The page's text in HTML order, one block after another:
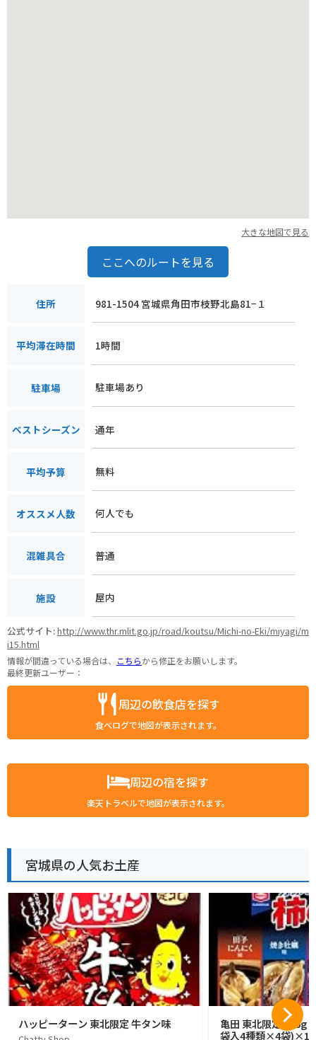
大きな地図で見る
ここへのルートを見る
住所 981-1504 宮城県角田市枝野北島81−１
平均滞在時間 1時間
駐車場 駐車場あり
ベストシーズン 通年
平均予算 無料
オススメ人数 何人でも
混雑具合 普通
施設 屋内
公式サイト:http://www.thr.mlit.go.jp/road/koutsu/Michi-no-Eki/miyagi/m
i15.html
情報が間違っている場合は、 こちらから修正をお願いします。
最終更新ユーザー：
周辺の飲食店を探す
食べログで地図が表示されます。
周辺の宿を探す
楽天トラベルで地図が表示されます。
宮城県の人気お土産
ハッピーターン 東北限定 牛タン味
亀田 東北限定 176g
袋入4種類×4袋)×1